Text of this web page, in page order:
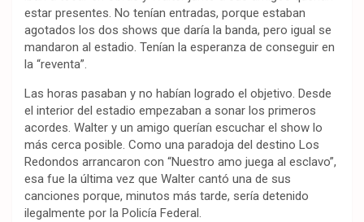
estar presentes. No tenían entradas, porque estaban
agotados los dos shows que daría la banda, pero igual se
mandaron al estadio. Tenían la esperanza de conseguir en
la “reventa”.
Las horas pasaban y no habían logrado el objetivo. Desde
el interior del estadio empezaban a sonar los primeros
acordes. Walter y un amigo querían escuchar el show lo
más cerca posible. Como una paradoja del destino Los
Redondos arrancaron con “Nuestro amo juega al esclavo”,
esa fue la última vez que Walter cantó una de sus
canciones porque, minutos más tarde, sería detenido
ilegalmente por la Policía Federal.